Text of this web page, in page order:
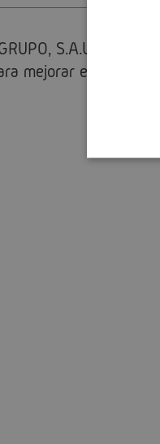
S.A.U. se suma
mejorar el medio